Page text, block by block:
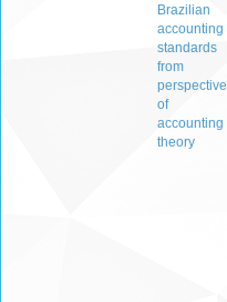
Brazilian
accounting
standards
from
perspective
of
accounting
theory